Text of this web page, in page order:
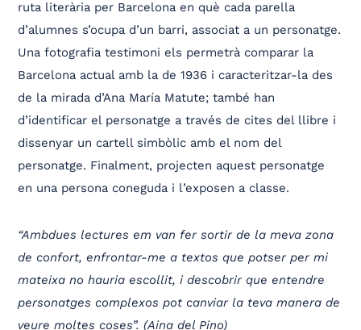
ruta literària per Barcelona en què cada parella
d’alumnes s’ocupa d’un barri, associat a un personatge.
Una fotografia testimoni els permetrà comparar la
Barcelona actual amb la de 1936 i caracteritzar-la des
de la mirada d’Ana María Matute; també han
d’identificar el personatge a través de cites del llibre i
dissenyar un cartell simbòlic amb el nom del
personatge. Finalment, projecten aquest personatge
en una persona coneguda i l’exposen a classe.
“Ambdues lectures em van fer sortir de la meva zona
de confort, enfrontar-me a textos que potser per mi
mateixa no hauria escollit, i descobrir que entendre
personatges complexos pot canviar la teva manera de
veure moltes coses”. (Aina del Pino)